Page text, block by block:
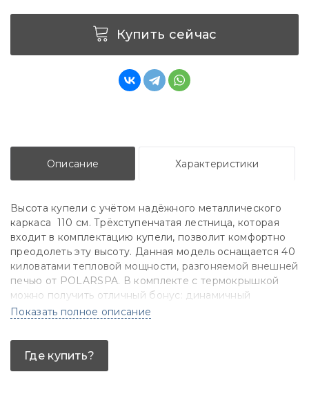
Купить сейчас
Описание Характеристики
Высота купели с учётом надёжного металлического
каркаса 110 см. Трёхступенчатая лестница, которая
входит в комплектацию купели, позволит комфортно
преодолеть эту высоту. Данная модель оснащается 40
киловатами тепловой мощности, разгоняемой внешней
печью от POLARSPA. В комплекте с термокрышкой
можно получить отличный бонус: динамичный
разогрев плюс сохранение тепла длительное время
Показать полное описание
Где купить?